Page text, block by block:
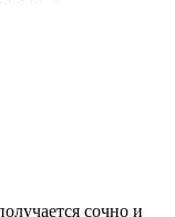
сочно и